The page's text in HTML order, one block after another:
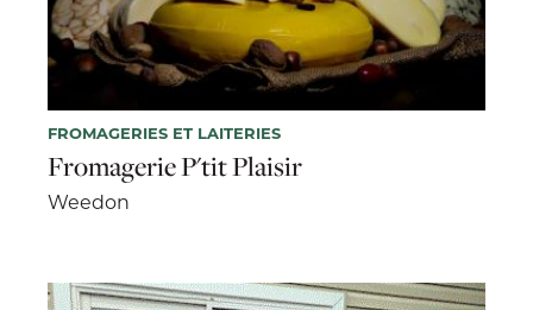
FROMAGERIES ET LAITERIES
Fromagerie P'tit Plaisir
Weedon